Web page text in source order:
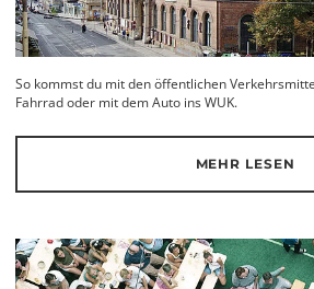
So kommst du mit den öffentlichen
Fahrrad oder mit dem Auto ins WUK.
MEHR LESEN